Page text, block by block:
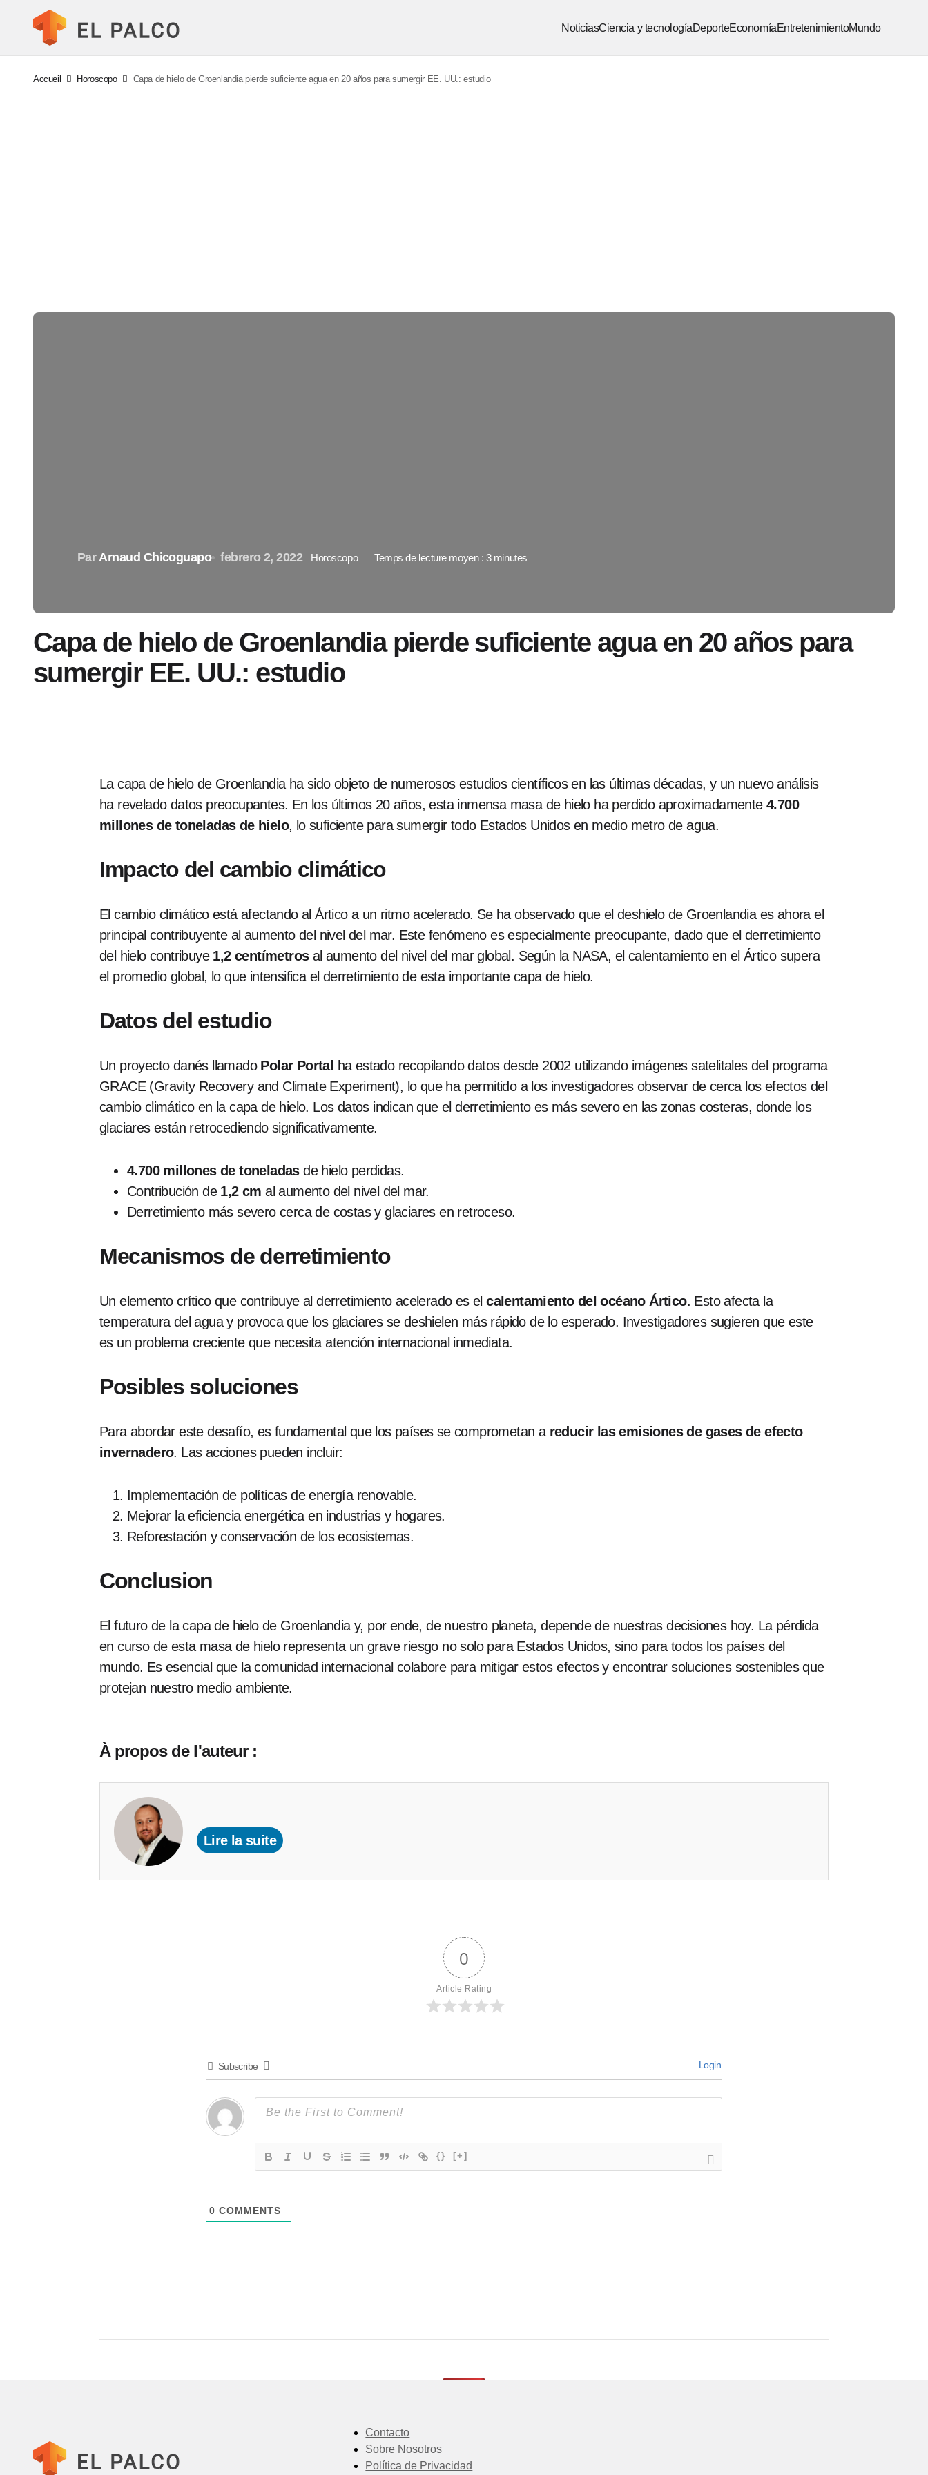
NoticiasCiencia y tecnologíaDeporteEconomíaEntretenimientoMundo
Accueil Horoscopo Capa de hielo de Groenlandia pierde suficiente agua en 20 años para sumergir EE. UU.: estudio
Par Arnaud Chicoguapo febrero 2, 2022 Horoscopo Temps de lecture moyen : 3 minutes
Capa de hielo de Groenlandia pierde suficiente agua en 20 años para
sumergir EE. UU.: estudio
La capa de hielo de Groenlandia ha sido objeto de numerosos estudios científicos en las últimas décadas, y un nuevo análisis
ha revelado datos preocupantes. En los últimos 20 años, esta inmensa masa de hielo ha perdido aproximadamente4.700
millones de toneladas de hielo, lo suficiente para sumergir todo Estados Unidos en medio metro de agua.
Impacto del cambio climático
El cambio climático está afectando al Ártico a un ritmo acelerado. Se ha observado que el deshielo de Groenlandia es ahora el
principal contribuyente al aumento del nivel del mar. Este fenómeno es especialmente preocupante, dado que el derretimiento
del hielo contribuye 1,2 centímetrosal aumento del nivel del mar global. Según la NASA, el calentamiento en el Ártico supera
el promedio global, lo que intensifica el derretimiento de esta importante capa de hielo.
Datos del estudio
Un proyecto danés llamado Polar Portal ha estado recopilando datos desde 2002 utilizando imágenes satelitales del programa
GRACE (Gravity Recovery and Climate Experiment), lo que ha permitido a los investigadores observar de cerca los efectos del
cambio climático en la capa de hielo. Los datos indican que el derretimiento es más severo en las zonas costeras, donde los
glaciares están retrocediendo significativamente.
4.700 millones de toneladasde hielo perdidas.
Contribución de 1,2 cm al aumento del nivel del mar.
Derretimiento más severo cerca de costas y glaciares en retroceso.
Mecanismos de derretimiento
Un elemento crítico que contribuye al derretimiento acelerado es elcalentamiento del océano Ártico. Esto afecta la
temperatura del agua y provoca que los glaciares se deshielen más rápido de lo esperado. Investigadores sugieren que este
es un problema creciente que necesita atención internacional inmediata.
Posibles soluciones
Para abordar este desafío, es fundamental que los países se comprometan a reducir las emisiones de gases de efecto
invernadero. Las acciones pueden incluir:
Implementación de políticas de energía renovable.
Mejorar la eficiencia energética en industrias y hogares.
Reforestación y conservación de los ecosistemas.
Conclusion
El futuro de la capa de hielo de Groenlandia y, por ende, de nuestro planeta, depende de nuestras decisiones hoy. La pérdida
en curso de esta masa de hielo representa un grave riesgo no solo para Estados Unidos, sino para todos los países del
mundo. Es esencial que la comunidad internacional colabore para mitigar estos efectos y encontrar soluciones sostenibles que
protejan nuestro medio ambiente.
À propos de l'auteur :
Lire la suite
0
Article Rating
Subscribe Login
{} [+]
0 COMMENTS
Contacto
Sobre Nosotros
Política de Privacidad